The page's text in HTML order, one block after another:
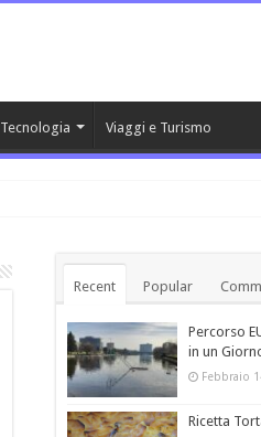
Tecnologia Viaggi e Turismo
Recent Popular
Percorso
in un
Febbraio
Ricetta